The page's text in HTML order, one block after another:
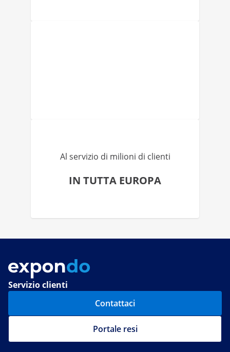
Al servizio di milioni di clienti
IN TUTTA EUROPA
Servizio clienti
Contattaci
Portale resi